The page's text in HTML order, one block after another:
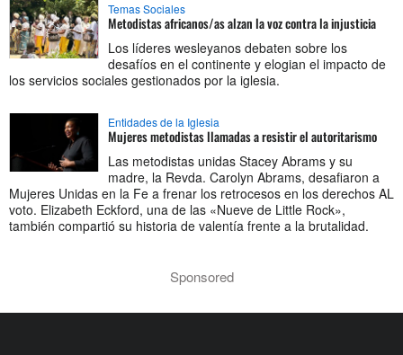
Temas Sociales
Metodistas africanos/as alzan la voz contra la injusticia
Los líderes wesleyanos debaten sobre los
desafíos en el continente y elogian el impacto de
los servicios sociales gestionados por la iglesia.
Entidades de la Iglesia
Mujeres metodistas llamadas a resistir el autoritarismo
Las metodistas unidas Stacey Abrams y su
madre, la Revda. Carolyn Abrams, desafiaron a
Mujeres Unidas en la Fe a frenar los retrocesos en los derechos AL
voto. Elizabeth Eckford, una de las «Nueve de Little Rock»,
también compartió su historia de valentía frente a la brutalidad.
Sponsored